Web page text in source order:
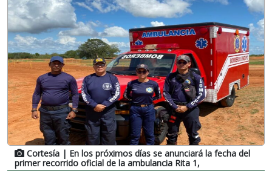
Cortesía | En los próximos días se anunciará la fecha del
primer recorrido oficial de la ambulancia Rita 1,